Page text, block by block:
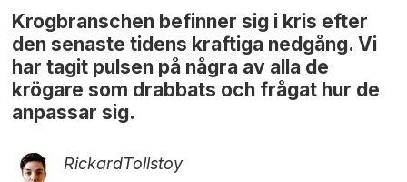
Krogbranschen befinner sig i kris efter
den senaste tidens kraftiga nedgång. Vi
har tagit pulsen på några av alla de
krögare som drabbats och frågat hur de
anpassar sig.
RickardTollstoy